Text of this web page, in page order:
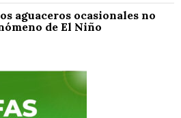
aguaceros ocasionales no
de El Niño